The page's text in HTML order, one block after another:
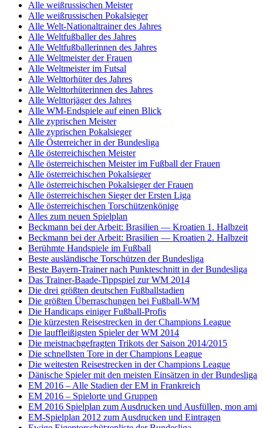
Alle weißrussischen Meister
Alle weißrussischen Pokalsieger
Alle Welt-Nationaltrainer des Jahres
Alle Weltfußballer des Jahres
Alle Weltfußballerinnen des Jahres
Alle Weltmeister der Frauen
Alle Weltmeister im Futsal
Alle Welttorhüter des Jahres
Alle Welttorhüterinnen des Jahres
Alle Welttorjäger des Jahres
Alle WM-Endspiele auf einen Blick
Alle zyprischen Meister
Alle zyprischen Pokalsieger
Alle Österreicher in der Bundesliga
Alle österreichischen Meister
Alle österreichischen Meister im Fußball der Frauen
Alle österreichischen Pokalsieger
Alle österreichischen Pokalsieger der Frauen
Alle österreichischen Sieger der Ersten Liga
Alle österreichischen Torschützenkönige
Alles zum neuen Spielplan
Beckmann bei der Arbeit: Brasilien — Kroatien 1. Halbzeit
Beckmann bei der Arbeit: Brasilien — Kroatien 2. Halbzeit
Berühmte Handspiele im Fußball
Beste ausländische Torschützen der Bundesliga
Beste Bayern-Trainer nach Punkteschnitt in der Bundesliga
Das Trainer-Baade-Tippspiel zur WM 2014
Die drei größten deutschen Fußballstadien
Die größten Überraschungen bei Fußball-WM
Die Handicaps einiger Fußball-Profis
Die kürzesten Reisestrecken in der Champions League
Die lauffleißigsten Spieler der WM 2014
Die meistnachgefragten Trikots der Saison 2014/2015
Die schnellsten Tore in der Champions League
Die weitesten Reisestrecken in der Champions League
Dänische Spieler mit den meisten Einsätzen in der Bundesliga
EM 2016 – Alle Stadien der EM in Frankreich
EM 2016 – Spielorte und Gruppen
EM 2016 Spielplan zum Ausdrucken und Ausfüllen, mon ami
EM-Spielplan 2012 zum Ausdrucken und Eintragen